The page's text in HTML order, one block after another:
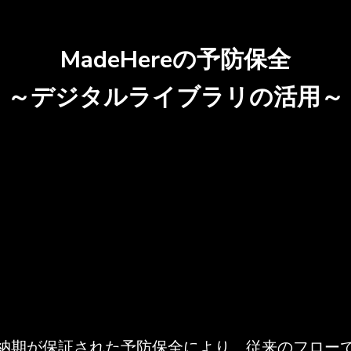
MadeHereの予防保全
～デジタルライブラリの活用～